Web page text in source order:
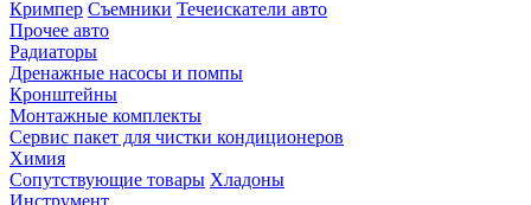
Кримпер Съемники Течеискатели авто
Прочее авто
Радиаторы
Дренажные насосы и помпы
Кронштейны
Монтажные комплекты
Сервис пакет для чистки кондиционеров
Химия
Сопутствующие товары Хладоны
Инструмент